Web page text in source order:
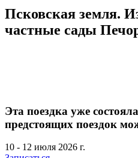
Псковская земля.
частные сады
Эта поездка уже
предстоящих поездок
10 - 12 июля 2026 г.